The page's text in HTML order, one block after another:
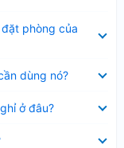
phòng của
dùng nó?
ở đâu?